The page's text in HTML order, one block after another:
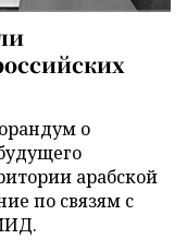
о
арабской
по связям с